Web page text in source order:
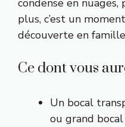
condense en
plus, c’est un
découverte en
Ce dont vous
Un bocal
ou grand